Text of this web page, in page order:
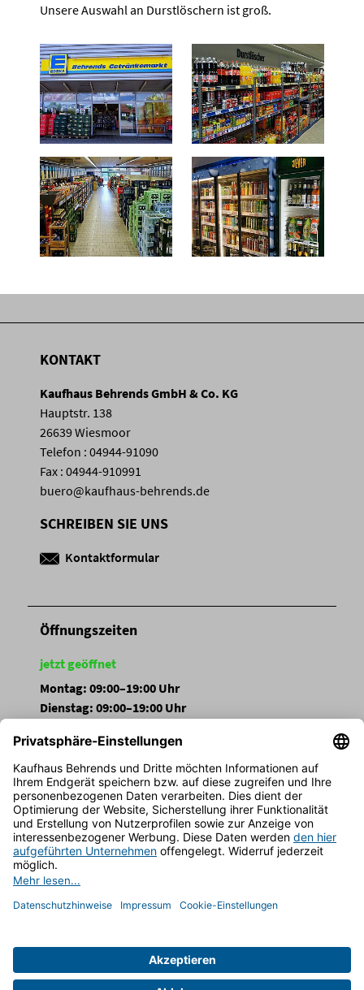
Unsere Auswahl an Durstlöschern ist groß.
KONTAKT
Kaufhaus Behrends GmbH & Co. KG
Hauptstr. 138
26639 Wiesmoor
Telefon : 04944-91090
Fax : 04944-910991
buero@kaufhaus-behrends.de
SCHREIBEN SIE UNS
Kontaktformular
Öffnungszeiten
jetzt geöffnet
Montag: 09:00–19:00 Uhr
Dienstag: 09:00–19:00 Uhr
Donnerstag: 09:00–19:00 Uhr
Freitag: 09:00–19:00 Uhr
Samstag: 09:00–19:00 Uhr
Sonntag: Geschlossen
FOLGEN SIE UNS
Impressum